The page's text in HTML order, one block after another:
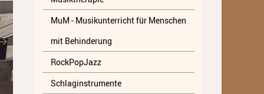
Musiktheorie
MuM - Musikunterricht für
Menschen mit Behinderung
RockPopJazz
MuM - Musikunterricht für Menschen
mit Behinderung
RockPopJazz
Schlaginstrumente